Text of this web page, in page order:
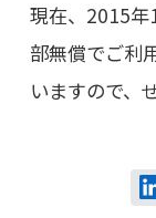
現在、2015年
部無償でご利
いますので、